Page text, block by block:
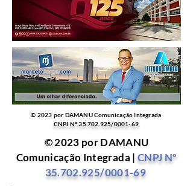
© 2023 por DAMANU Comunicação Integrada
CNPJ Nº35.702.925/0001-69
© 2023 por DAMANU
Comunicação Integrada | CNPJ Nº
35.702.925/0001-69